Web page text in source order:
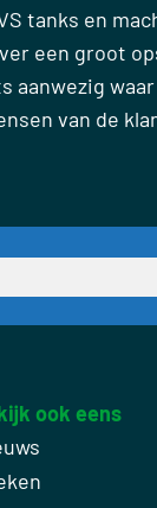
tanks en
een groot
van de
ook eens